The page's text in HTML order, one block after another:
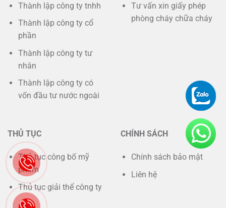
Thành lập công ty tnhh
Thành lập công ty cổ
phần
Thành lập công ty tư
nhân
Thành lập công ty có
vốn đầu tư nước ngoài
Tư vấn xin giấy phép
phòng cháy chữa cháy
THỦ TỤC
Thủ tục công bố mỹ
phẩm
Thủ tục giải thể công ty
CHÍNH SÁCH
Chính sách bảo mật
Liên hệ